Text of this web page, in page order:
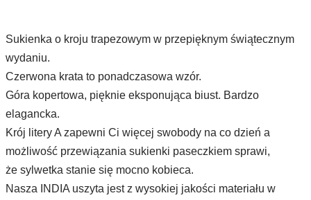
Sukienka o kroju trapezowym w przepięknym świątecznym
wydaniu.
Czerwona krata to ponadczasowa wzór.
Góra kopertowa, pięknie eksponująca biust. Bardzo
elagancka.
Krój litery A zapewni Ci więcej swobody na co dzień a
możliwość przewiązania sukienki paseczkiem sprawi,
że sylwetka stanie się mocno kobieca.
Nasza INDIA uszyta jest z wysokiej jakości materiału w